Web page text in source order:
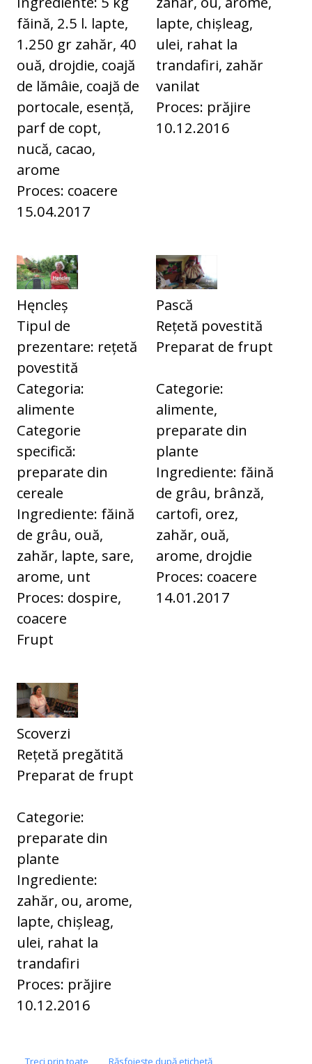
făină, 2.5 l. lapte,
1.250 gr zahăr, 40
ouă, drojdie, coajă
de lămâie, coajă de
portocale, esență,
parf de copt,
nucă, cacao,
arome
Proces: coacere
15.04.2017
lapte, chișleag,
ulei, rahat la
trandafiri, zahăr
vanilat
Proces: prăjire
10.12.2016
Hęncleș
Tipul de
prezentare: rețetă
povestită
Categoria:
alimente
Categorie
specifică:
preparate din
cereale
Ingrediente: făină
de grâu, ouă,
zahăr, lapte, sare,
arome, unt
Proces: dospire,
coacere
Frupt
Pască
Rețetă povestită
Preparat de frupt
Categorie:
alimente,
preparate din
plante
Ingrediente: făină
de grâu, brânză,
cartofi, orez,
zahăr, ouă,
arome, drojdie
Proces: coacere
14.01.2017
Scoverzi
Rețetă pregătită
Preparat de frupt
Categorie:
preparate din
plante
Ingrediente:
zahăr, ou, arome,
lapte, chișleag,
ulei, rahat la
trandafiri
Proces: prăjire
10.12.2016
Treci prin toate Răsfoiește după etichetă